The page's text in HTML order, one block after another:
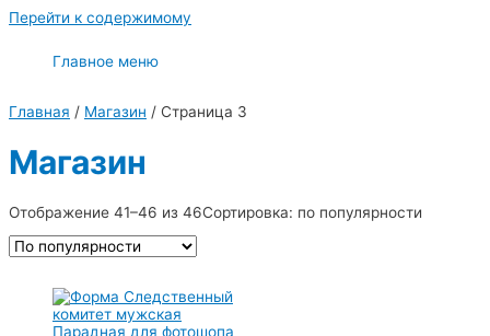
Перейти к содержимому
Главное меню
Главная / Магазин / Страница 3
Магазин
Отображение 41–46 из 46Сортировка: по популярности